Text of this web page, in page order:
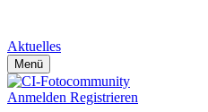
Aktuelles
Menü
Anmelden Registrieren